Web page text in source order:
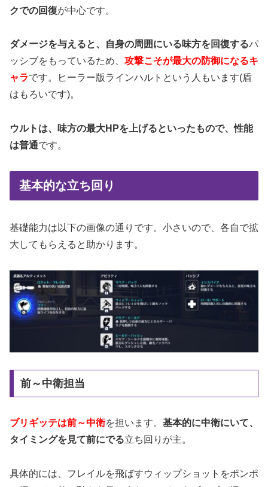
クでの回復が中心です。
ダメージを与えると、自身の周囲にいる味方を回復するパ
ッシブをもっているため、 攻撃こそが最大の防御になるキ
ャラです。ヒーラー版ラインハルトという人もいます(盾
はもろいです)。
ウルトは、味方の最大HPを上げるといったもので、性能
は普通です。
基本的な立ち回り
基礎能力は以下の画像の通りです。小さいので、各自で拡
大してもらえると助かります。
前～中衛担当
ブリギッテは前～中衛を担います。 基本的に中衛にいて、
タイミングを見て前にでる立ち回りが主。
具体的には、フレイルを飛ばすウィップショットをポンポ